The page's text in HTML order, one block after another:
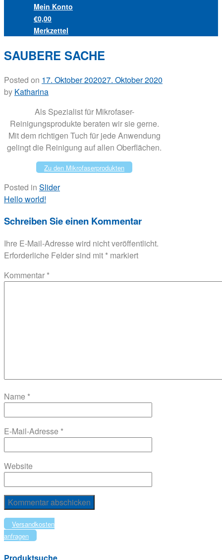
Mein Konto
€0,00
Merkzettel
SAUBERE SACHE
Posted on 17. Oktober 202027. Oktober 2020
by Katharina
Als Spezialist für Mikrofaser-
Reinigungsprodukte beraten wir sie gerne.
Mit dem richtigen Tuch für jede Anwendung
gelingt die Reinigung auf allen Oberflächen.
Zu den Mikrofaserprodukten
Posted in Slider
Post
Hello world!
Schreiben Sie einen Kommentar
Ihre E-Mail-Adresse wird nicht veröffentlicht.
Erforderliche Felder sind mit * markiert
Kommentar *
Name *
E-Mail-Adresse *
Website
Versandkosten
anfragen